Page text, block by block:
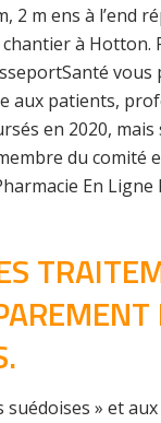
m ens à l’end
à
patients,
en 2020,
du
En
» et